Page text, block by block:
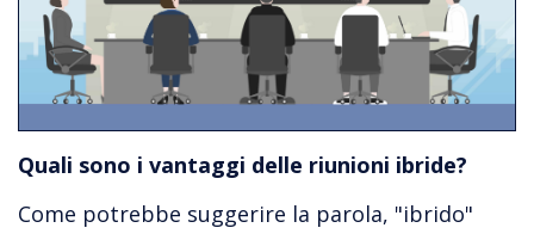
Quali sono i vantaggi delle riunioni ibride?
Come potrebbe suggerire la parola, "ibrido"